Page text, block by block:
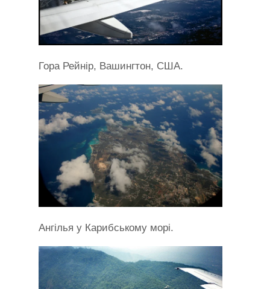
Гора Рейнір, Вашингтон, США.
Ангілья у Карибському морі.